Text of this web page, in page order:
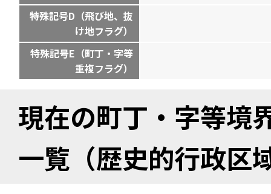
特殊記号D（飛び地、抜
け地フラグ）
特殊記号E（町丁・字等
重複フラグ）
現在の町丁・字等境
一覧（歴史的行政区